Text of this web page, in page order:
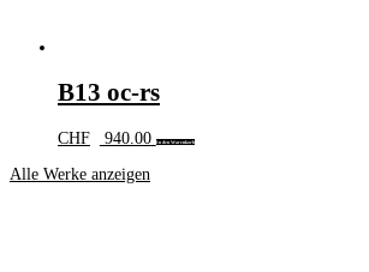
B13 oc-rs
CHF 940.00 In den Warenkorb
Alle Werke anzeigen